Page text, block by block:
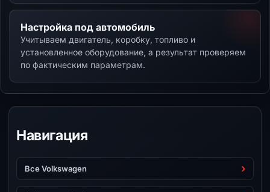
Настройка под автомобиль
Учитываем двигатель, коробку, топливо и
установленное оборудование, а результат проверяем
по фактическим параметрам.
Навигация
Все Volkswagen